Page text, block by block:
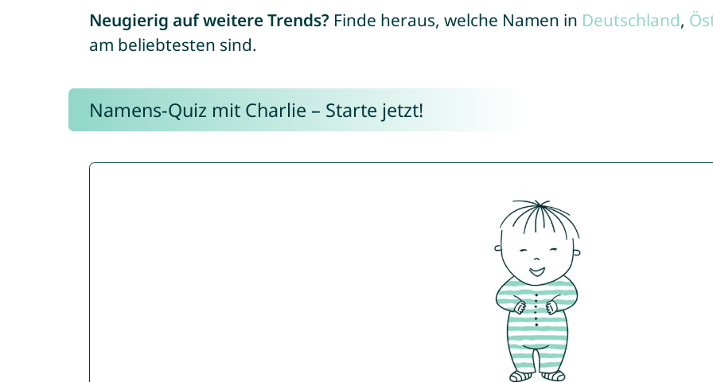
Neugierig auf weitere Trends? Finde heraus, welche Namen in Deutschland,
am beliebtesten sind.
Namens-Quiz mit Charlie – Starte jetzt!